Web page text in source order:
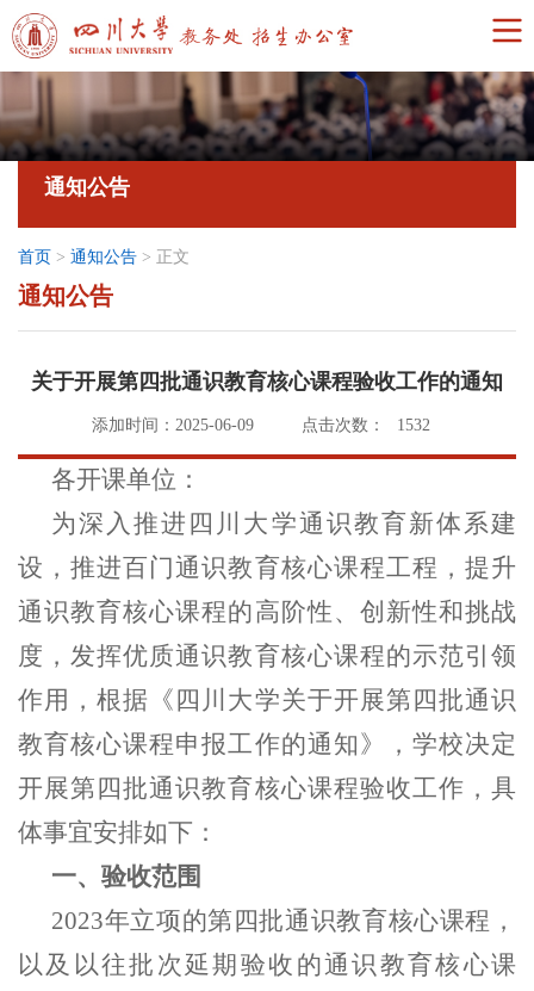
通知公告
首页 > 通知公告 > 正文
通知公告
关于开展第四批通识教育核心课程验收工作的通知
添加时间：2025-06-09 点击次数： 1532
各开课单位：
为深入推进四川大学通识教育新体系建
设，推进百门通识教育核心课程工程，提升
通识教育核心课程的高阶性、创新性和挑战
度，发挥优质通识教育核心课程的示范引领
作用，根据《四川大学关于开展第四批通识
教育核心课程申报工作的通知》，学校决定
开展第四批通识教育核心课程验收工作，具
体事宜安排如下：
一、验收范围
2023年立项的第四批通识教育核心课程，
以及以往批次延期验收的通识教育核心课